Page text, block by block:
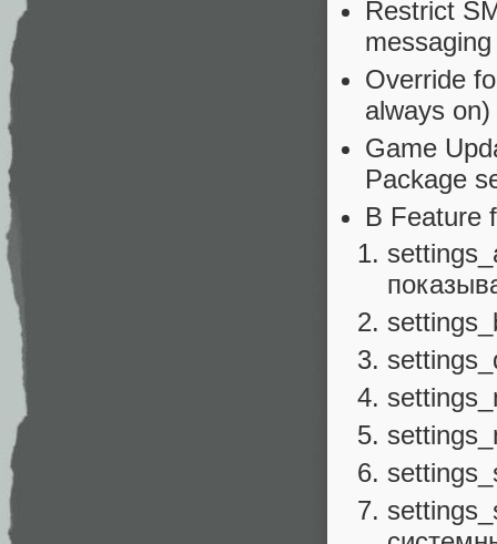
Restrict
Override
always on)
Game
Package
В Feature